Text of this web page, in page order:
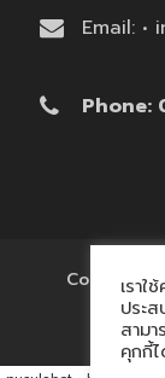
Email: •
Phone:
Copyright
เราใ
ประ
สาม
คุกกี้